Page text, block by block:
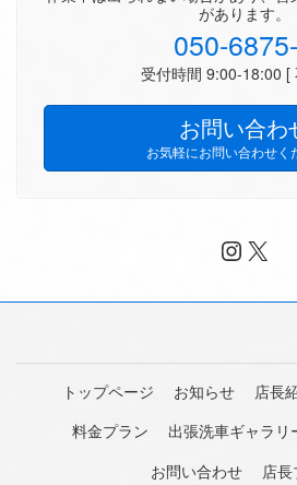
があります。
050-
受付時間 9:00-18:00 [
お問い合わ
お気軽にお問い合わせく
X
トップページ お知らせ 店長
料金プラン
出張洗車ギャラリ
お問い合わせ
店